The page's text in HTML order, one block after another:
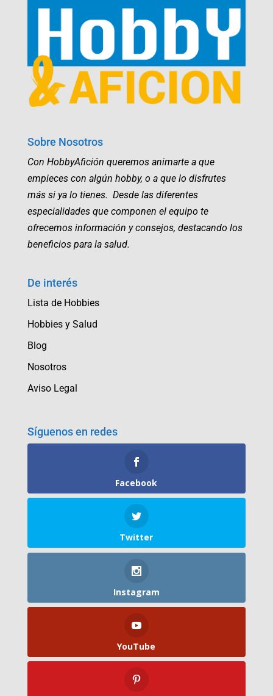
Sobre Nosotros
Con HobbyAfición queremos animarte a que
empieces con algún hobby, o a que lo disfrutes
más si ya lo tienes. Desde las diferentes
especialidades que componen el equipo te
ofrecemos información y consejos, destacando los
beneficios para la salud.
De interés
Lista de Hobbies
Hobbies y Salud
Blog
Nosotros
Aviso Legal
Síguenos en redes
Facebook
Twitter
Instagram
YouTube